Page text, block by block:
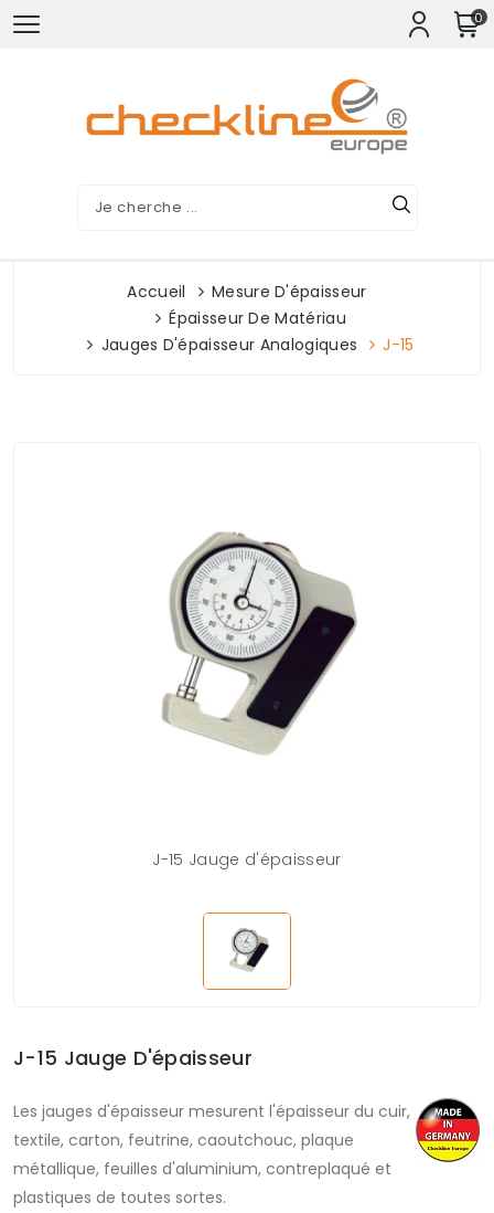
0
Accueil
Mesure D'épaisseur
Épaisseur De Matériau
Jauges D'épaisseur Analogiques
J-15
J-15 Jauge d'épaisseur
J-15 Jauge D'épaisseur
Les jauges d'épaisseur mesurent l'épaisseur du cuir,
textile, carton, feutrine, caoutchouc, plaque
métallique, feuilles d'aluminium, contreplaqué et
plastiques de toutes sortes.